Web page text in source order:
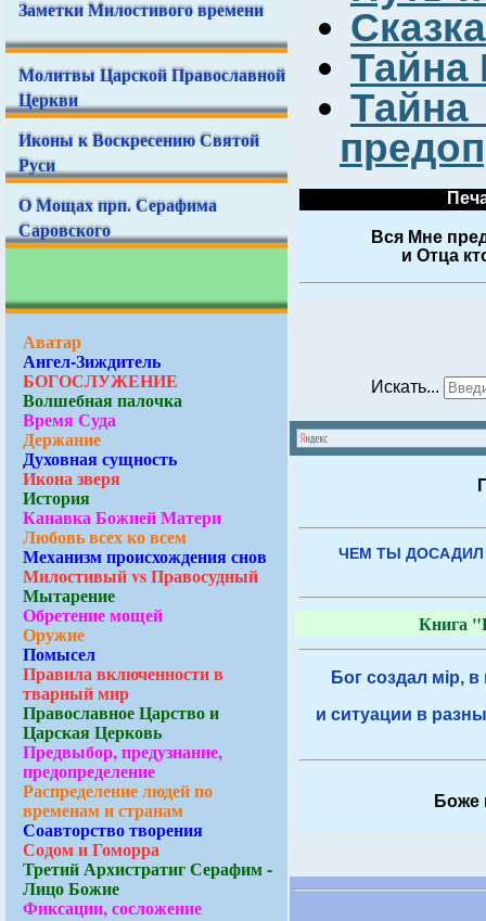
Заметки Милостивого времени
Молитвы Царской Православной
Церкви
Иконы к Воскресению Святой
Руси
О Мощах прп. Серафима
Саровского
Аватар
Ангел-Зиждитель
БОГОСЛУЖЕНИЕ
Волшебная палочка
Время Суда
Держание
Духовная сущность
Икона зверя
История
Канавка Божией Матери
Любовь всех ко всем
Механизм происхождения снов
Милостивый vs Правосудный
Мытарение
Обретение мощей
Оружие
Помысел
Правила включенности в
тварный мир
Православное Царство и
Царская Церковь
Предвыбор, предузнание,
предопределение
Распределение людей по
временам и странам
Соавторство творения
Содом и Гоморра
Третий Архистратиг Серафим -
Лицо Божие
Фиксации, сосложение
Сказка
Тайна
Вся Мне
и Отца
Искать...
ЧЕМ ТЫ
Книга
Бог создал мiр,
и ситуации в
Боже